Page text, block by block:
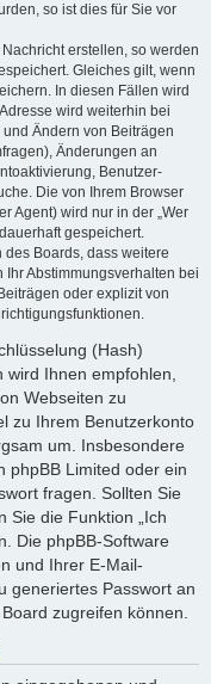
so ist dies für Sie vor
erstellen, so werden
Gleiches gilt, wenn
In diesen Fällen wird
wird weiterhin bei
Ändern von Beiträgen
Änderungen an
Benutzer-
Die von Ihrem Browser
Agent) wird nur in der „Wer
gespeichert.
Boards, dass weitere
Abstimmungsverhalten bei
oder explizit von
(Hash)
Ihnen empfohlen,
Webseiten zu
zu Ihrem Benutzerkonto
um. Insbesondere
phpBB Limited oder ein
fragen. Sollten Sie
Sie die Funktion „Ich
Die phpBB-Software
und Ihrer E-Mail-
generiertes Passwort an
zugreifen können.